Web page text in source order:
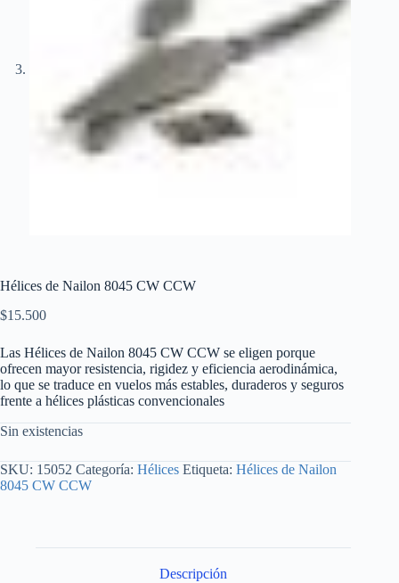
Hélices de Nailon 8045 CW CCW
$15.500
Las Hélices de Nailon 8045 CW CCW se eligen porque
ofrecen mayor resistencia, rigidez y eficiencia aerodinámica,
lo que se traduce en vuelos más estables, duraderos y seguros
frente a hélices plásticas convencionales
Sin existencias
SKU: 15052 Categoría: Hélices Etiqueta: Hélices de Nailon
8045 CW CCW
Descripción